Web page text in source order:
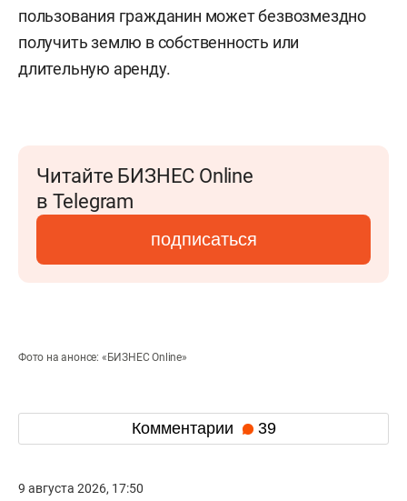
пользования гражданин может безвозмездно
получить землю в собственность или
длительную аренду.
Читайте БИЗНЕС Online
в Telegram
подписаться
Фото на анонсе: «БИЗНЕС Online»
Комментарии 39
9 августа 2026, 17:50